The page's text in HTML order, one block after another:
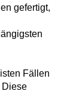
gefertigt,
Fällen
Diese